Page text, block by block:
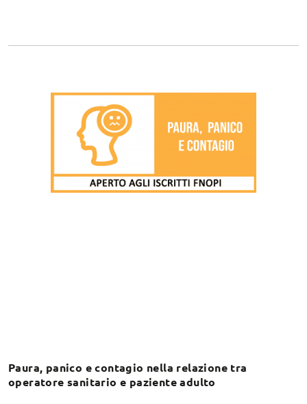
Paura, panico e contagio nella relazione tra
operatore sanitario e paziente adulto